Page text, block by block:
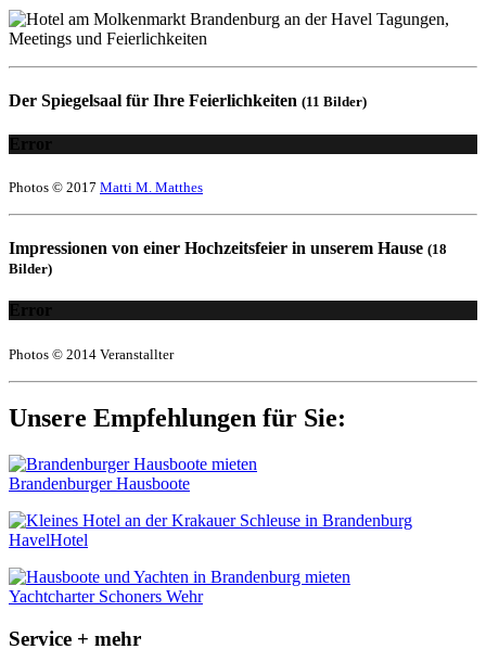
Der Spiegelsaal für Ihre Feierlichkeiten (11 Bilder)
Error
Photos © 2017 Matti M. Matthes
Impressionen von einer Hochzeitsfeier in unserem Hause (18
Bilder)
Error
Photos © 2014 Veranstallter
Unsere Empfehlungen für Sie:
Brandenburger Hausboote
HavelHotel
Yachtcharter Schoners Wehr
Service + mehr